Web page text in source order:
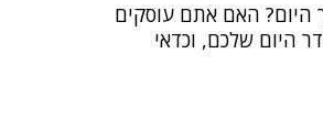
היום? האם אתם עוסקים
היום שלכם, וכדאי